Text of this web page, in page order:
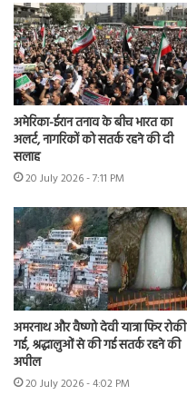
अमेरिका-ईरान तनाव के बीच भारत का
अलर्ट, नागरिकों को सतर्क रहने की दी
सलाह
20 July 2026 - 7:11 PM
अमरनाथ और वैष्णो देवी यात्रा फिर रोकी
गई, श्रद्धालुओं से की गई सतर्क रहने की
अपील
20 July 2026 - 4:02 PM